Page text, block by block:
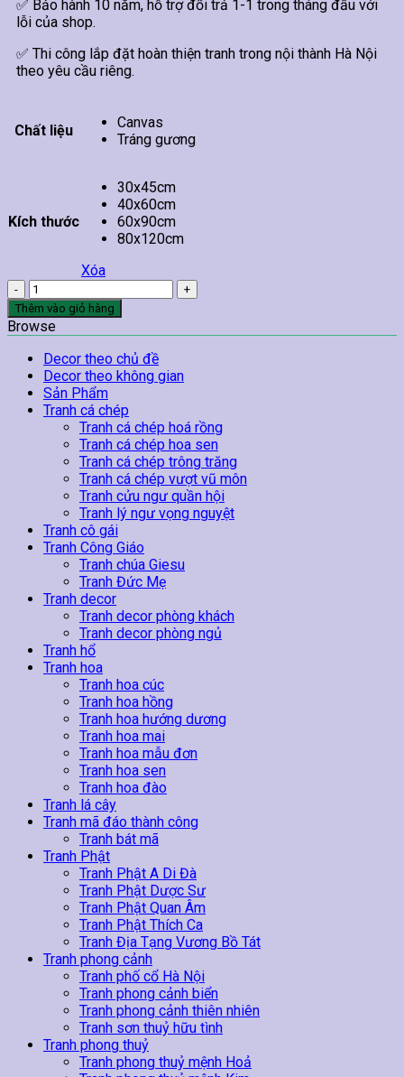
✅ Bảo hành 10 năm, hỗ trợ đổi trả 1-1 trong tháng đầu với
lỗi của shop.
✅ Thi công lắp đặt hoàn thiện tranh trong nội thành Hà Nội
theo yêu cầu riêng.
Chất liệu
Canvas
Tráng gương
Kích thước
30x45cm
40x60cm
60x90cm
80x120cm
Xóa
Tranh
Hoa
Sen
Treo
Tường
34
số
lượng
Thêm vào giỏ hàng
Browse
Decor theo chủ đề
Decor theo không gian
Sản Phẩm
Tranh cá chép
Tranh cá chép hoá rồng
Tranh cá chép hoa sen
Tranh cá chép trông trăng
Tranh cá chép vượt vũ môn
Tranh cửu ngư quần hội
Tranh lý ngư vọng nguyệt
Tranh cô gái
Tranh Công Giáo
Tranh chúa Giesu
Tranh Đức Mẹ
Tranh decor
Tranh decor phòng khách
Tranh decor phòng ngủ
Tranh hổ
Tranh hoa
Tranh hoa cúc
Tranh hoa hồng
Tranh hoa hướng dương
Tranh hoa mai
Tranh hoa mẫu đơn
Tranh hoa sen
Tranh hoa đào
Tranh lá cây
Tranh mã đáo thành công
Tranh bát mã
Tranh Phật
Tranh Phật A Di Đà
Tranh Phật Dược Sư
Tranh Phật Quan Âm
Tranh Phật Thích Ca
Tranh Địa Tạng Vương Bồ Tát
Tranh phong cảnh
Tranh phố cổ Hà Nội
Tranh phong cảnh biển
Tranh phong cảnh thiên nhiên
Tranh sơn thuỷ hữu tình
Tranh phong thuỷ
Tranh phong thuỷ mệnh Hoả